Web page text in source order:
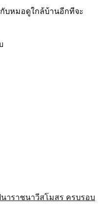
บหมอดูใกล้บ้านอีกทีจะ
าราชนาวีสโมสร ครบรอบ